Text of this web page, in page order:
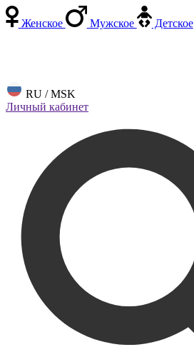
Женское Мужское Детское
RU / MSK
Личный кабинет